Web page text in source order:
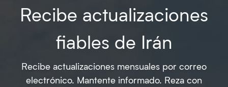
Recibe actualizaciones
fiables de Irán
Recibe actualizaciones mensuales por correo
electrónico. Mantente informado. Reza con